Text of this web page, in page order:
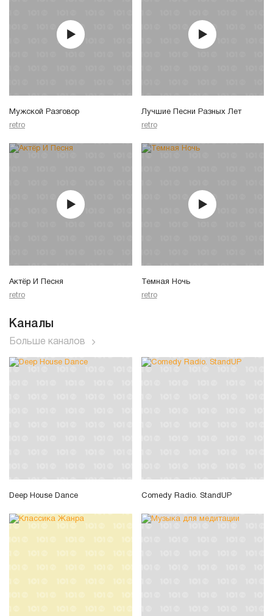
Мужской Разговор
retro
Лучшие Песни Разных Лет
retro
Актёр И Песня
retro
Темная Ночь
retro
Каналы
Больше каналов
Deep House Dance Comedy Radio. StandUP